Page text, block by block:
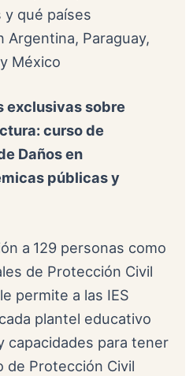
y qué países
Argentina, Paraguay,
México
exclusivas sobre
:curso de
Daños en
públicas y
a 129 personas como
de Protección Civil
permite a las IES
plantel educativo
capacidades para tener
de Protección Civil